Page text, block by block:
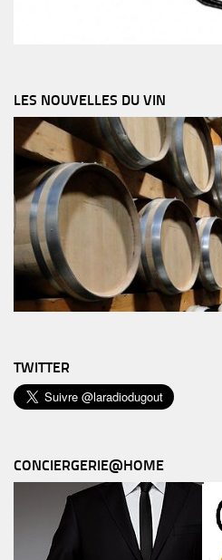
LES NOUVELLES DU VIN
TWITTER
CONCIERGERIE@HOME